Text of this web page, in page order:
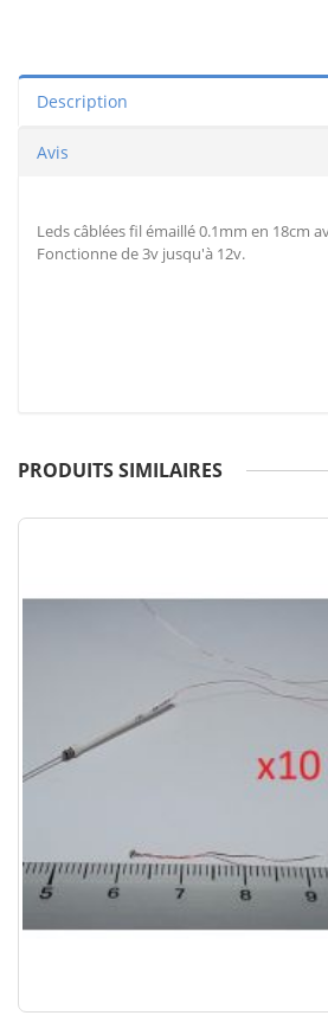
Description
Avis
Leds câblées fil émaillé 0.1mm en 18cm
Fonctionne de 3v jusqu'à 12v.
PRODUITS SIMILAIRES